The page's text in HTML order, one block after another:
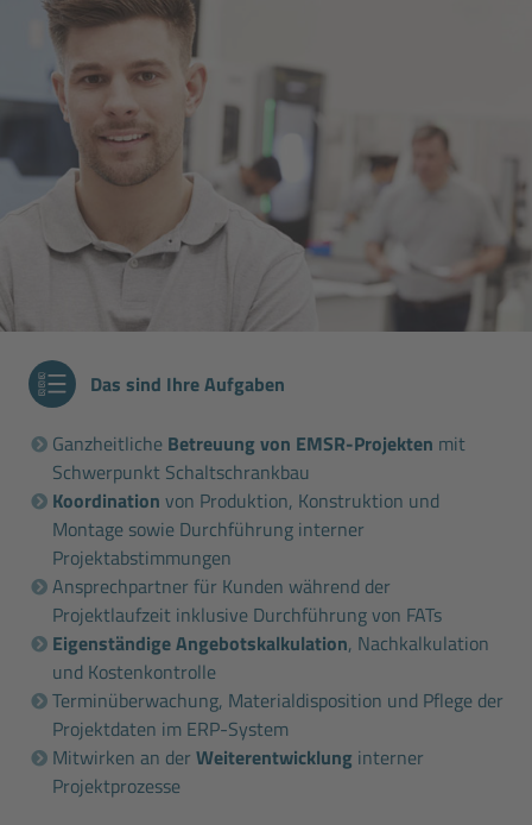
Das sind Ihre Aufgaben
Ganzheitliche Betreuung von EMSR-Projekten mit
Schwerpunkt Schaltschrankbau
Koordination von Produktion, Konstruktion und
Montage sowie Durchführung interner
Projektabstimmungen
Ansprechpartner für Kunden während der
Projektlaufzeit inklusive Durchführung von FATs
Eigenständige Angebotskalkulation, Nachkalkulation
und Kostenkontrolle
Terminüberwachung, Materialdisposition und Pflege der
Projektdaten im ERP-System
Mitwirken an der Weiterentwicklung interner
Projektprozesse